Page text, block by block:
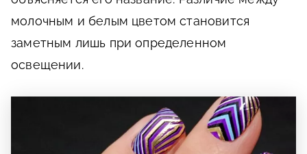
молочным и белым цветом становится
заметным лишь при определенном
освещении.